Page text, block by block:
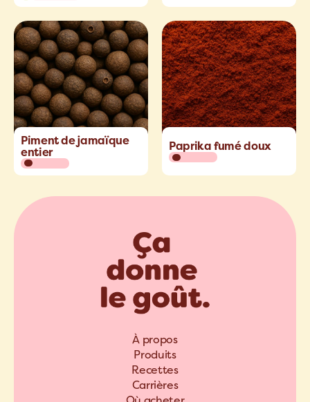
Piment de jamaïque
entier
Paprika fumé doux
À propos
Produits
Recettes
Carrières